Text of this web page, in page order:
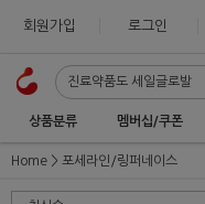
회원가입 로그인
상품분류 멤버십/쿠폰
Home 포세라인/링퍼네이스